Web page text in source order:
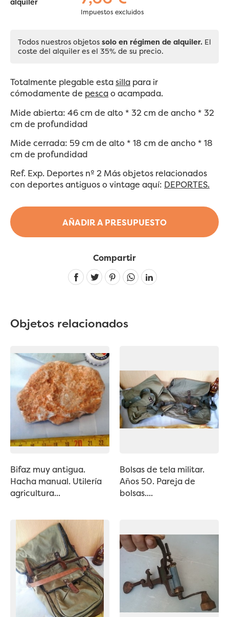
AÑADIR A PRESUPUESTO
alquiler
Impuestos excluidos
Todos nuestros objetos solo en régimen de alquiler. El
coste del alquiler es el 35% de su precio.
Totalmente plegable estasilla para ir
cómodamente de pescao acampada.
Mide abierta: 46 cm de alto * 32 cm de ancho * 32
cm de profundidad
Mide cerrada: 59 cm de alto * 18 cm de ancho * 18
cm de profundidad
Ref. Exp. Deportes nº 2 Más objetos relacionados
con deportes antiguos o vintage aquí: DEPORTES.
Compartir
Linkedin
Objetos relacionados
Bifaz muy antigua.
Hacha manual. Utilería
agricultura...
Bolsas de tela militar.
Años 50. Pareja de
bolsas....